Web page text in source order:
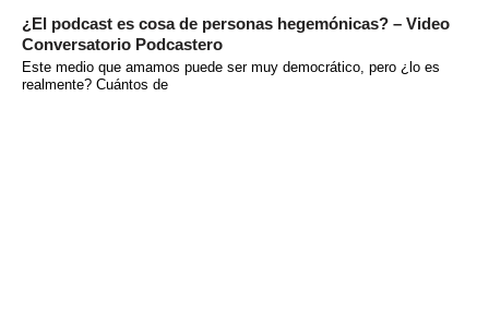
¿El podcast es cosa de personas hegemónicas? – Video
Conversatorio Podcastero
Este medio que amamos puede ser muy democrático, pero ¿lo es
realmente? Cuántos de